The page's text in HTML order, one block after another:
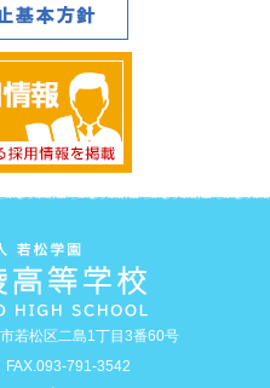
若松区二島1丁目3番60号
791-3542